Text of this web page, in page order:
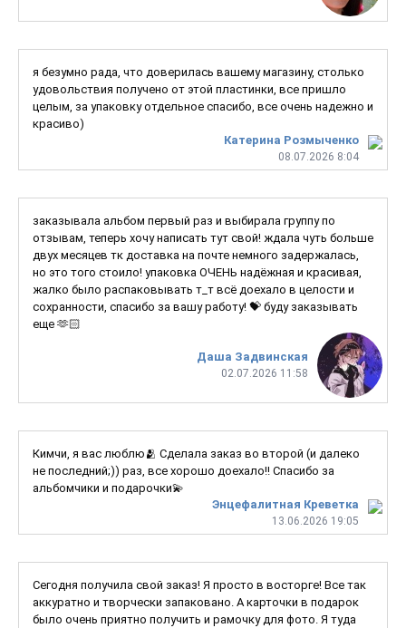
Катерина Розмыченко
08.07.2026 8:04
я безумно рада, что доверилась вашему магазину, столько
удовольствия получено от этой пластинки, все пришло
целым, за упаковку отдельное спасибо, все очень надежно и
красиво)
Даша Задвинская
02.07.2026 11:58
заказывала альбом первый раз и выбирала группу по
отзывам, теперь хочу написать тут свой! ждала чуть больше
двух месяцев тк доставка на почте немного задержалась,
но это того стоило! упаковка ОЧЕНЬ надёжная и красивая,
жалко было распаковывать т_т всё доехало в целости и
сохранности, спасибо за вашу работу! 💝 буду заказывать
еще 🫶🏻
Энцефалитная Креветка
13.06.2026 19:05
Кимчи, я вас люблю🫂 Сделала заказ во второй (и далеко
не последний;)) раз, все хорошо доехало!! Спасибо за
альбомчики и подарочки💫
Сегодня получила свой заказ! Я просто в восторге! Все так
аккуратно и творчески запаковано. А карточки в подарок
было очень приятно получить и рамочку для фото. Я туда